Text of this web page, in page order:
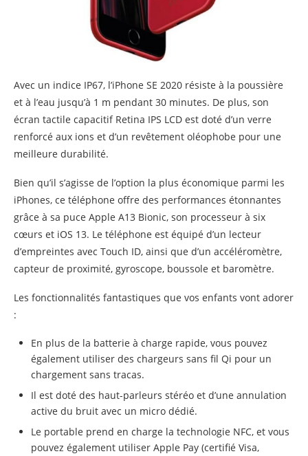
Avec un indice IP67, l’iPhone SE 2020 résiste à la poussière
et à l’eau jusqu’à 1 m pendant 30 minutes. De plus, son
écran tactile capacitif Retina IPS LCD est doté d’un verre
renforcé aux ions et d’un revêtement oléophobe pour une
meilleure durabilité.
Bien qu’il s’agisse de l’option la plus économique parmi les
iPhones, ce téléphone offre des performances étonnantes
grâce à sa puce Apple A13 Bionic, son processeur à six
cœurs et iOS 13. Le téléphone est équipé d’un lecteur
d’empreintes avec Touch ID, ainsi que d’un accéléromètre,
capteur de proximité, gyroscope, boussole et baromètre.
Les fonctionnalités fantastiques que vos enfants vont adorer
:
En plus de la batterie à charge rapide, vous pouvez
également utiliser des chargeurs sans fil Qi pour un
chargement sans tracas.
Il est doté des haut-parleurs stéréo et d’une annulation
active du bruit avec un micro dédié.
Le portable prend en charge la technologie NFC, et vous
pouvez également utiliser Apple Pay (certifié Visa,